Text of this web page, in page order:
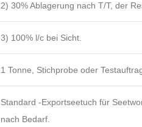
2) 30% Ablagerung nach T/T, der
3) 100% l/c bei Sicht.
1 Tonne, Stichprobe oder
Standard -Exportseetuch für
nach Bedarf.